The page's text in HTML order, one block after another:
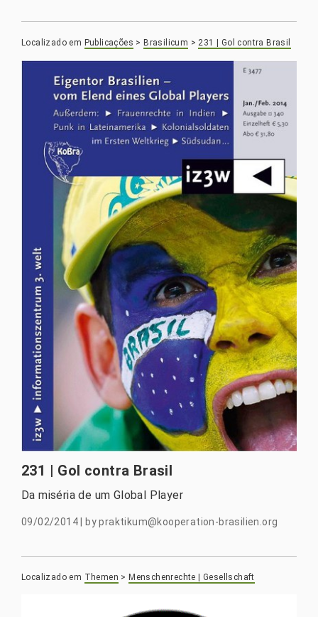
Localizado em Publicações >Brasilicum >231 | Gol contra Brasil
231 | Gol contra Brasil
Da miséria de um Global Player
09/02/2014 bypraktikum@kooperation-brasilien.org
Localizado em Themen >Menschenrechte | Gesellschaft